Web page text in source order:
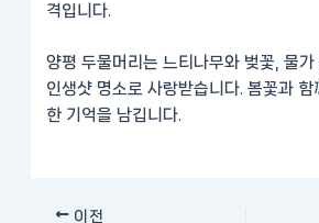
격입니다.
양평 두물머리는 느티나무와 벚꽃, 물가
인생샷 명소로 사랑받습니다. 봄꽃과 함
한 기억을 남깁니다.
이전